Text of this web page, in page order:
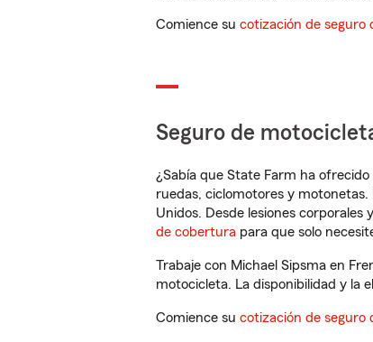
Comience su cotización de seguro
Seguro de
¿Sabía que State Farm ha
ruedas, ciclomotores y
Unidos. Desde lesiones
de cobertura para que solo
Trabaje con Michael Sipsma en
motocicleta. La disponibilidad y la
Comience su cotización de seguro